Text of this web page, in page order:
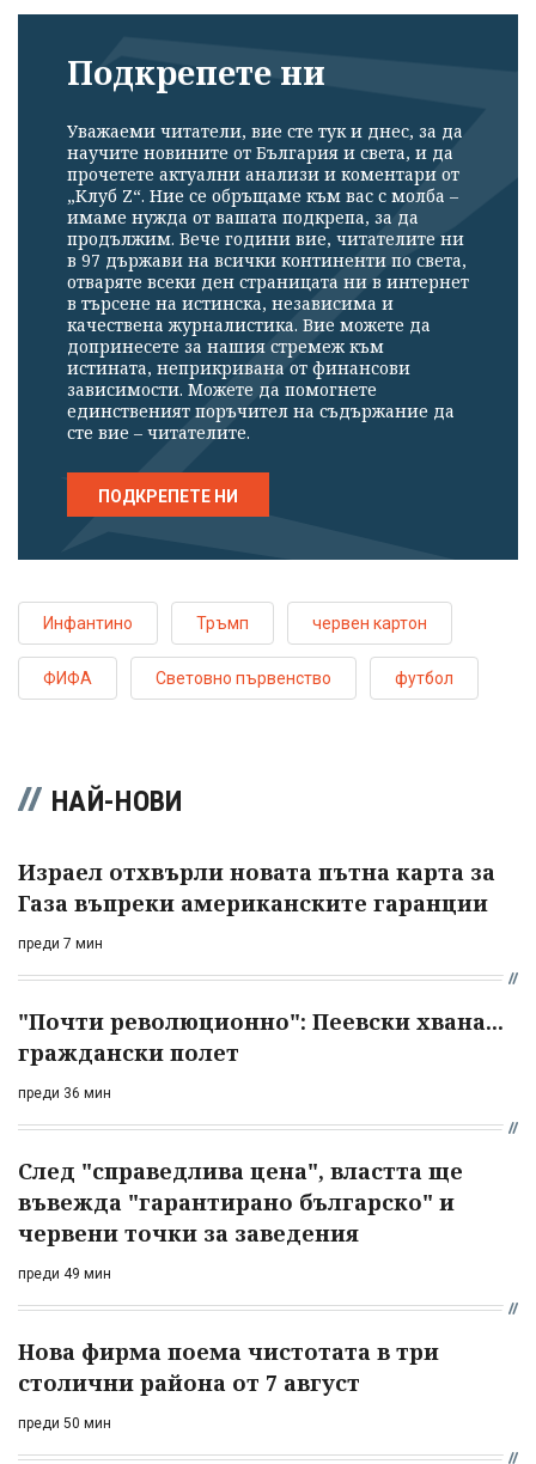
Подкрепете ни
Уважаеми читатели, вие сте тук и днес, за да
научите новините от България и света, и да
прочетете актуални анализи и коментари от
„Клуб Z“. Ние се обръщаме към вас с молба –
имаме нужда от вашата подкрепа, за да
продължим. Вече години вие, читателите ни
в 97 държави на всички континенти по света,
отваряте всеки ден страницата ни в интернет
в търсене на истинска, независима и
качествена журналистика. Вие можете да
допринесете за нашия стремеж към
истината, неприкривана от финансови
зависимости. Можете да помогнете
единственият поръчител на съдържание да
сте вие – читателите.
ПОДКРЕПЕТЕ НИ
Инфантино Тръмп червен картон
ФИФА Световно първенство футбол
НАЙ-НОВИ
Израел отхвърли новата пътна карта за
Газа въпреки американските гаранции
преди 7 мин
"Почти революционно": Пеевски хвана...
граждански полет
преди 36 мин
След "справедлива цена", властта ще
въвежда "гарантирано българско" и
червени точки за заведения
преди 49 мин
Нова фирма поема чистотата в три
столични района от 7 август
преди 50 мин